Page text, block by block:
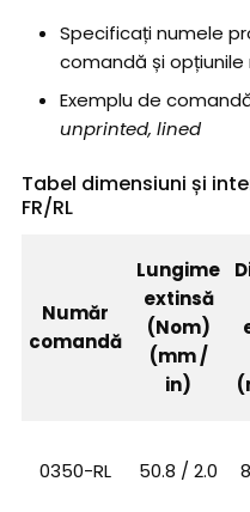
Specificați numele
comandă și opțiunile
Exemplu de
unprinted, lined
Tabel dimensiuni și
FR/RL
Număr
comandă
Lungime
extinsă
(Nom)
(mm /
in)
0350-RL 50.8 / 2.0